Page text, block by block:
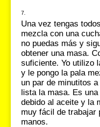
Una vez tengas
mezcla con una
no puedas más y
obtener una masa.
suficiente. Yo utilizo
y le pongo la pala
un par de minutitos
lista la masa. Es
debido al aceite y la
muy fácil de trabajar
manos.